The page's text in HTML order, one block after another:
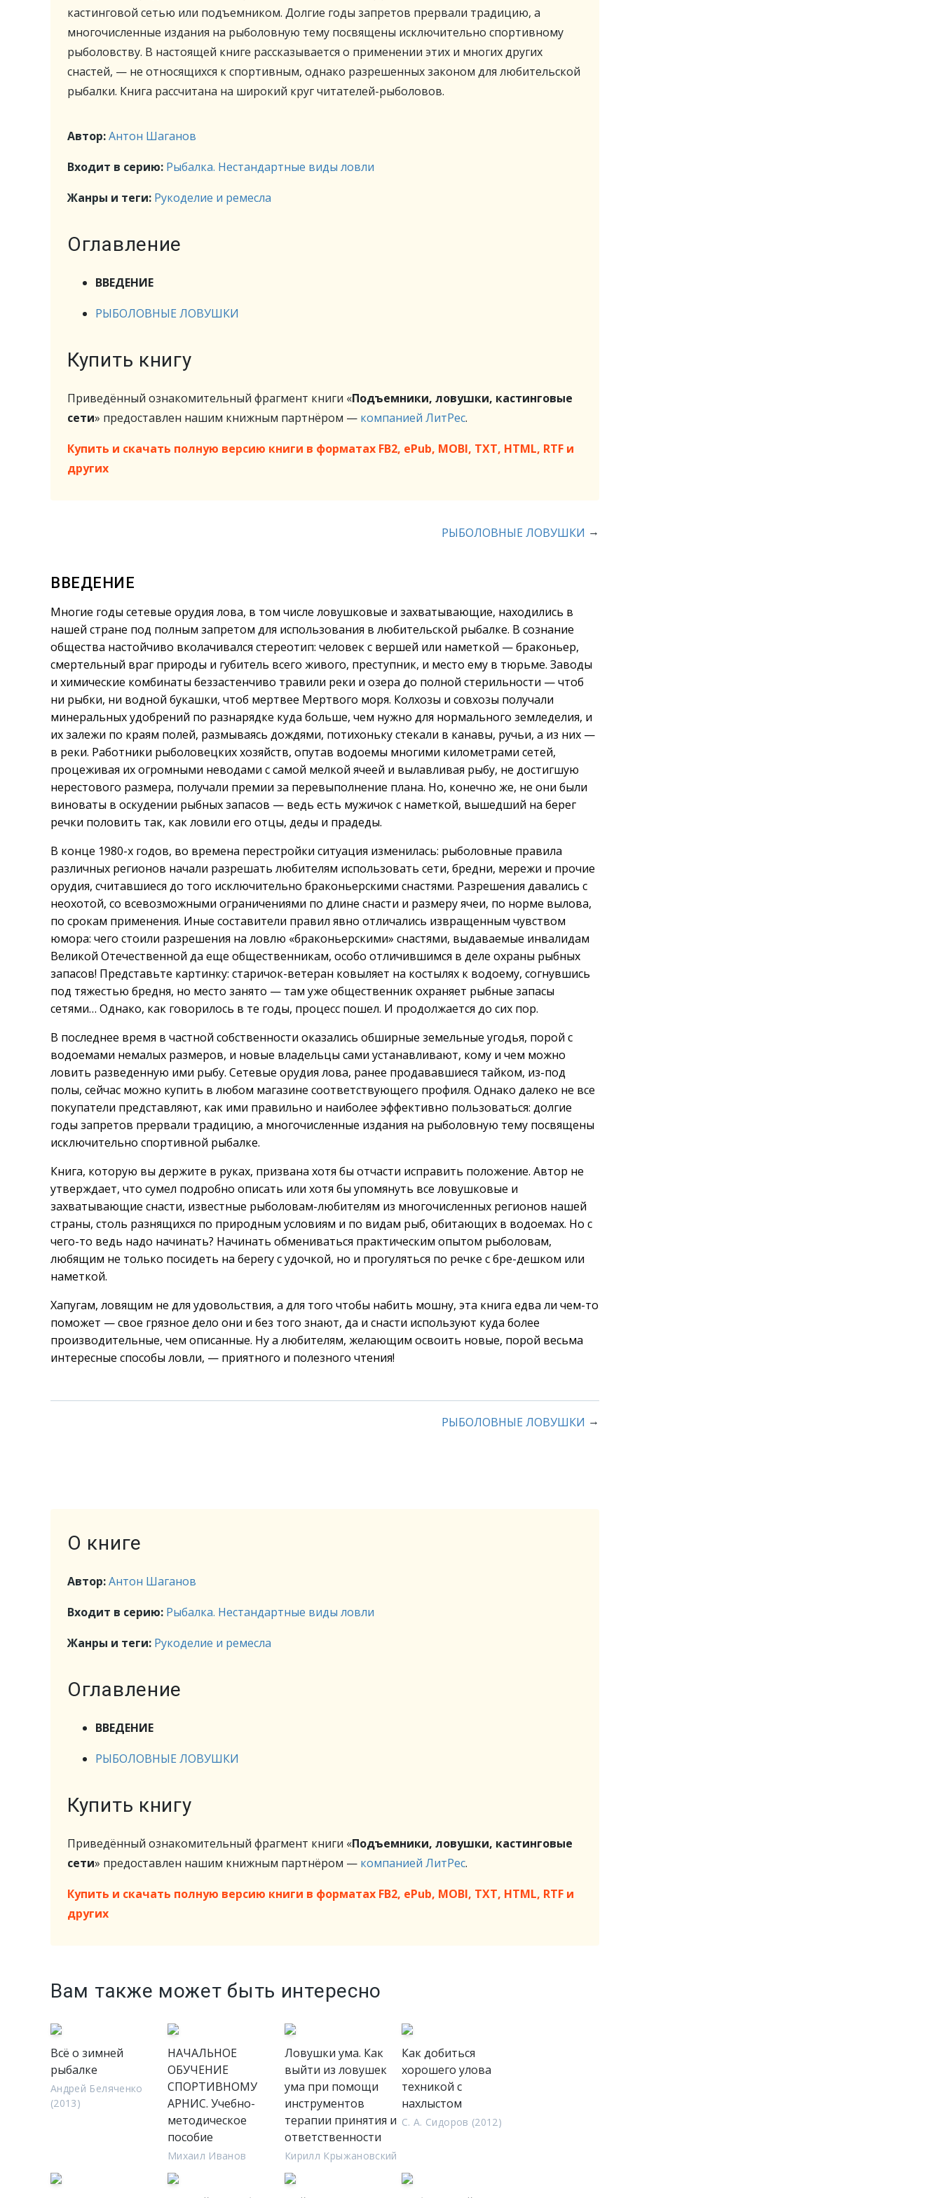
кастинговой сетью или подъемником. Долгие годы запретов прервали традицию, а
многочисленные издания на рыболовную тему посвящены исключительно спортивному
рыболовству. В настоящей книге рассказывается о применении этих и многих других
снастей, — не относящихся к спортивным, однако разрешенных законом для любительской
рыбалки. Книга рассчитана на широкий круг читателей-рыболовов.
Автор:Антон Шаганов
Входит в серию: Рыбалка. Нестандартные виды ловли
Жанры и теги: Рукоделие и ремесла
Оглавление
ВВЕДЕНИЕ
РЫБОЛОВНЫЕ ЛОВУШКИ
Купить книгу
Приведённый ознакомительный фрагмент книги «Подъемники, ловушки, кастинговые
сети» предоставлен нашим книжным партнёром — компанией ЛитРес.
Купить и скачать полную версию книги в форматах FB2, ePub, MOBI, TXT, HTML, RTF и
других
РЫБОЛОВНЫЕ ЛОВУШКИ →
ВВЕДЕНИЕ
Многие годы сетевые орудия лова, в том числе ловушковые и захватывающие, находились в
нашей стране под полным запретом для использования в любительской рыбалке. В сознание
общества настойчиво вколачивался стереотип: человек с вершей или наметкой — браконьер,
смертельный враг природы и губитель всего живого, преступник, и место ему в тюрьме. Заводы
и химические комбинаты беззастенчиво травили реки и озера до полной стерильности — чтоб
ни рыбки, ни водной букашки, чтоб мертвее Мертвого моря. Колхозы и совхозы получали
минеральных удобрений по разнарядке куда больше, чем нужно для нормального земледелия, и
их залежи по краям полей, размываясь дождями, потихоньку стекали в канавы, ручьи, а из них —
в реки. Работники рыболовецких хозяйств, опутав водоемы многими километрами сетей,
процеживая их огромными неводами с самой мелкой ячеей и вылавливая рыбу, не достигшую
нерестового размера, получали премии за перевыполнение плана. Но, конечно же, не они были
виноваты в оскудении рыбных запасов — ведь есть мужичок с наметкой, вышедший на берег
речки половить так, как ловили его отцы, деды и прадеды.
В конце 1980-х годов, во времена перестройки ситуация изменилась: рыболовные правила
различных регионов начали разрешать любителям использовать сети, бредни, мережи и прочие
орудия, считавшиеся до того исключительно браконьерскими снастями. Разрешения давались с
неохотой, со всевозможными ограничениями по длине снасти и размеру ячеи, по норме вылова,
по срокам применения. Иные составители правил явно отличались извращенным чувством
юмора: чего стоили разрешения на ловлю «браконьерскими» снастями, выдаваемые инвалидам
Великой Отечественной да еще общественникам, особо отличившимся в деле охраны рыбных
запасов! Представьте картинку: старичок-ветеран ковыляет на костылях к водоему, согнувшись
под тяжестью бредня, но место занято — там уже общественник охраняет рыбные запасы
сетями… Однако, как говорилось в те годы, процесс пошел. И продолжается до сих пор.
В последнее время в частной собственности оказались обширные земельные угодья, порой с
водоемами немалых размеров, и новые владельцы сами устанавливают, кому и чем можно
ловить разведенную ими рыбу. Сетевые орудия лова, ранее продававшиеся тайком, из-под
полы, сейчас можно купить в любом магазине соответствующего профиля. Однако далеко не все
покупатели представляют, как ими правильно и наиболее эффективно пользоваться: долгие
годы запретов прервали традицию, а многочисленные издания на рыболовную тему посвящены
исключительно спортивной рыбалке.
Книга, которую вы держите в руках, призвана хотя бы отчасти исправить положение. Автор не
утверждает, что сумел подробно описать или хотя бы упомянуть все ловушковые и
захватывающие снасти, известные рыболовам-любителям из многочисленных регионов нашей
страны, столь разнящихся по природным условиям и по видам рыб, обитающих в водоемах. Но с
чего-то ведь надо начинать? Начинать обмениваться практическим опытом рыболовам,
любящим не только посидеть на берегу с удочкой, но и прогуляться по речке с бре-дешком или
наметкой.
Хапугам, ловящим не для удовольствия, а для того чтобы набить мошну, эта книга едва ли чем-то
поможет — свое грязное дело они и без того знают, да и снасти используют куда более
производительные, чем описанные. Ну а любителям, желающим освоить новые, порой весьма
интересные способы ловли, — приятного и полезного чтения!
РЫБОЛОВНЫЕ ЛОВУШКИ →
О книге
Автор:Антон Шаганов
Входит в серию: Рыбалка. Нестандартные виды ловли
Жанры и теги: Рукоделие и ремесла
Оглавление
ВВЕДЕНИЕ
РЫБОЛОВНЫЕ ЛОВУШКИ
Купить книгу
Приведённый ознакомительный фрагмент книги «Подъемники, ловушки, кастинговые
сети» предоставлен нашим книжным партнёром — компанией ЛитРес.
Купить и скачать полную версию книги в форматах FB2, ePub, MOBI, TXT, HTML, RTF и
других
Вам также может быть интересно
Всё о зимней
рыбалке
Андрей Беляченко
(2013)
НАЧАЛЬНОЕ
ОБУЧЕНИЕ
СПОРТИВНОМУ
АРНИС. Учебно-
методическое
пособие
Михаил Иванов
Ловушки ума. Как
выйти из ловушек
ума при помощи
инструментов
терапии принятия и
ответственности
Кирилл Крыжановский
Как добиться
хорошего улова
техникой с
нахлыстом
С. А. Сидоров (2012)